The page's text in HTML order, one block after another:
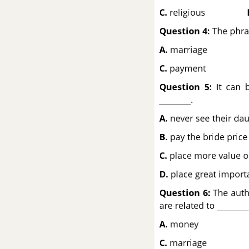
C. religious
Question 4: The
A. marriage
C. payment
Question 5: It can
________.
A. never see their
B. pay the bride
C. place more value
D. place great
Question 6: The
are related to
A. money
C. marriage